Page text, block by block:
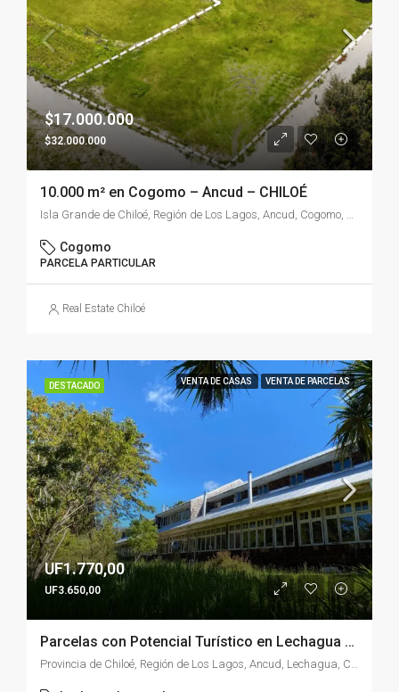
$17.000.000
$32.000.000
10.000 m² en Cogomo – Ancud – CHILOÉ
Isla Grande de Chiloé, Región de Los Lagos, Ancud, Cogomo, Chile
Cogomo
PARCELA PARTICULAR
Real Estate Chiloé
DESTACADO VENTA DE CASAS VENTA DE PARCELAS
UF1.770,00
UF3.650,00
Parcelas con Potencial Turístico en Lechagua – Ancud
Provincia de Chiloé, Región de Los Lagos, Ancud, Lechagua, Chile